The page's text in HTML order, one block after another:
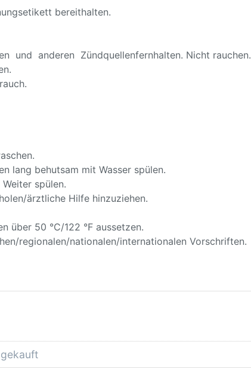
bereithalten.
und anderen Zündquellenfernhalten. Nicht rauchen.
lang behutsam mit Wasser spülen.
spülen.
ärztliche Hilfe hinzuziehen.
über 50 °C/122 °F aussetzen.
regionalen/nationalen/internationalen Vorschriften.